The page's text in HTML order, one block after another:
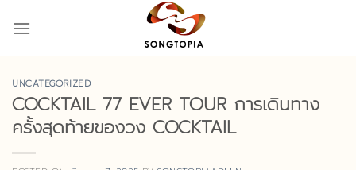
UNCATEGORIZED
COCKTAIL 77 EVER TOUR การเดินทาง
ครั้งสุดท้ายของวง COCKTAIL